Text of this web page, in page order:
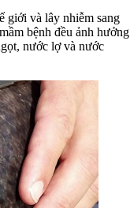
giới và lây nhiễm sang
bệnh đều ảnh hưởng
nước lợ và nước